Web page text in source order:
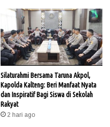
Silaturahmi Bersama Taruna Akpol,
Kapolda Kalteng: Beri Manfaat Nyata
dan Inspiratif Bagi Siswa di Sekolah
Rakyat
2 hari ago